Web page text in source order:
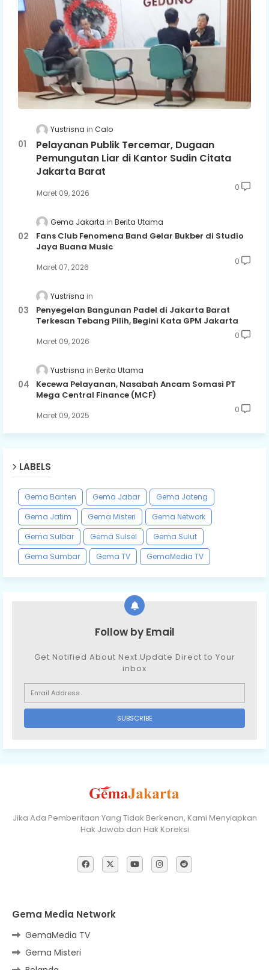
Yustrisna Calo
Pelayanan Publik Tercemar, Dugaan
Pemungutan Liar di Kantor Sudin Citata
Jakarta Barat
Maret 09, 2026
0
Gema Jakarta Berita Utama
Fans Club Fenomena Band Gelar Bukber di Studio
Jaya Buana Music
Maret 07, 2026
0
Yustrisna
Penyegelan Bangunan Padel di Jakarta Barat
Terkesan Tebang Pilih, Begini Kata GPM Jakarta
Maret 09, 2026
0
Yustrisna Berita Utama
Kecewa Pelayanan, Nasabah Ancam Somasi PT
Mega Central Finance (MCF)
Maret 09, 2025
0
LABELS
Gema Banten Gema Jabar
Gema Jateng
Gema Jatim
Gema Misteri
Gema Network
Gema Sulbar
Gema Sulsel
Gema Sulut
Gema Sumbar
Gema TV GemaMedia TV
Follow by Email
Get Notified About Next Update Direct to Your
inbox
Jika Ada Pemberitaan Yang Tidak Berkenan, Kami Menyiapkan
Hak Jawab dan Hak Koreksi
Gema Media Network
GemaMedia TV
Gema Misteri